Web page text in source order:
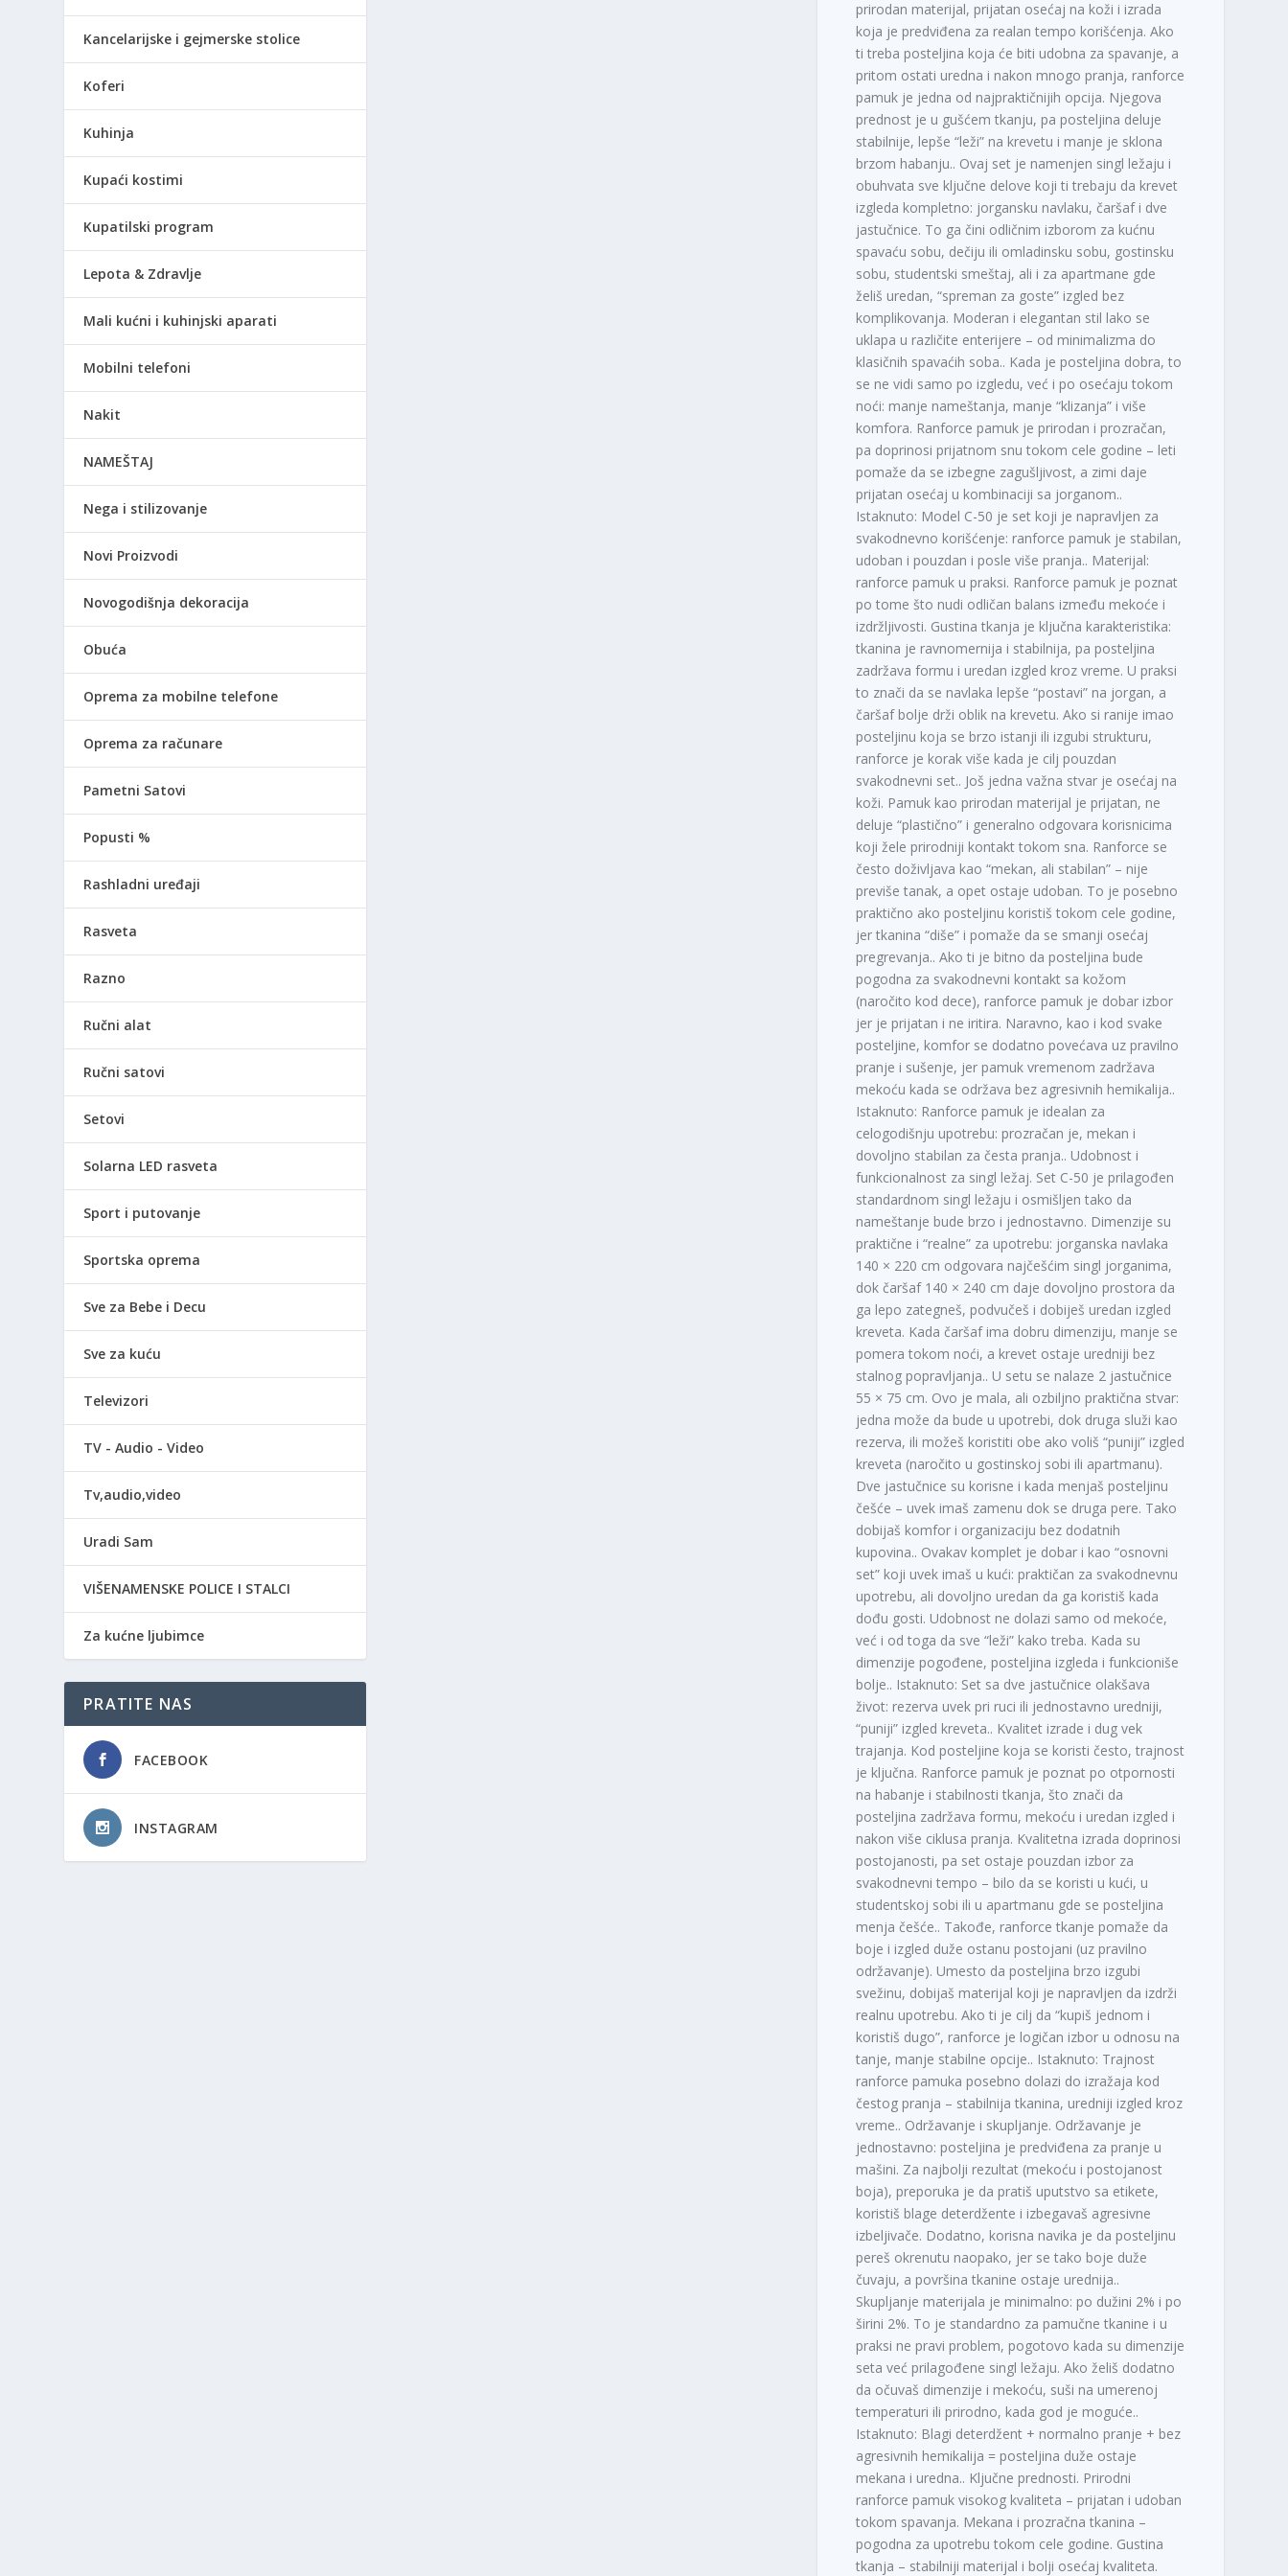
prirodan materijal, prijatan osećaj na koži i izrada
koja je predviđena za realan tempo korišćenja. Ako
ti treba posteljina koja će biti udobna za spavanje, a
pritom ostati uredna i nakon mnogo pranja, ranforce
pamuk je jedna od najpraktičnijih opcija. Njegova
prednost je u gušćem tkanju, pa posteljina deluje
stabilnije, lepše “leži” na krevetu i manje je sklona
brzom habanju.. Ovaj set je namenjen singl ležaju i
obuhvata sve ključne delove koji ti trebaju da krevet
izgleda kompletno: jorgansku navlaku, čaršaf i dve
jastučnice. To ga čini odličnim izborom za kućnu
spavaću sobu, dečiju ili omladinsku sobu, gostinsku
sobu, studentski smeštaj, ali i za apartmane gde
želiš uredan, “spreman za goste” izgled bez
komplikovanja. Moderan i elegantan stil lako se
uklapa u različite enterijere – od minimalizma do
klasičnih spavaćih soba.. Kada je posteljina dobra, to
se ne vidi samo po izgledu, već i po osećaju tokom
noći: manje nameštanja, manje “klizanja” i više
komfora. Ranforce pamuk je prirodan i prozračan,
pa doprinosi prijatnom snu tokom cele godine – leti
pomaže da se izbegne zagušljivost, a zimi daje
prijatan osećaj u kombinaciji sa jorganom..
Istaknuto: Model C-50 je set koji je napravljen za
svakodnevno korišćenje: ranforce pamuk je stabilan,
udoban i pouzdan i posle više pranja.. Materijal:
ranforce pamuk u praksi. Ranforce pamuk je poznat
po tome što nudi odličan balans između mekoće i
izdržljivosti. Gustina tkanja je ključna karakteristika:
tkanina je ravnomernija i stabilnija, pa posteljina
zadržava formu i uredan izgled kroz vreme. U praksi
to znači da se navlaka lepše “postavi” na jorgan, a
čaršaf bolje drži oblik na krevetu. Ako si ranije imao
posteljinu koja se brzo istanji ili izgubi strukturu,
ranforce je korak više kada je cilj pouzdan
svakodnevni set.. Još jedna važna stvar je osećaj na
koži. Pamuk kao prirodan materijal je prijatan, ne
deluje “plastično” i generalno odgovara korisnicima
koji žele prirodniji kontakt tokom sna. Ranforce se
često doživljava kao “mekan, ali stabilan” – nije
previše tanak, a opet ostaje udoban. To je posebno
praktično ako posteljinu koristiš tokom cele godine,
jer tkanina “diše” i pomaže da se smanji osećaj
pregrevanja.. Ako ti je bitno da posteljina bude
pogodna za svakodnevni kontakt sa kožom
(naročito kod dece), ranforce pamuk je dobar izbor
jer je prijatan i ne iritira. Naravno, kao i kod svake
posteljine, komfor se dodatno povećava uz pravilno
pranje i sušenje, jer pamuk vremenom zadržava
mekoću kada se održava bez agresivnih hemikalija..
Istaknuto: Ranforce pamuk je idealan za
celogodišnju upotrebu: prozračan je, mekan i
dovoljno stabilan za česta pranja.. Udobnost i
funkcionalnost za singl ležaj. Set C-50 je prilagođen
standardnom singl ležaju i osmišljen tako da
nameštanje bude brzo i jednostavno. Dimenzije su
praktične i “realne” za upotrebu: jorganska navlaka
140 × 220 cm odgovara najčešćim singl jorganima,
dok čaršaf 140 × 240 cm daje dovoljno prostora da
ga lepo zategneš, podvučeš i dobiješ uredan izgled
kreveta. Kada čaršaf ima dobru dimenziju, manje se
pomera tokom noći, a krevet ostaje uredniji bez
stalnog popravljanja.. U setu se nalaze 2 jastučnice
55 × 75 cm. Ovo je mala, ali ozbiljno praktična stvar:
jedna može da bude u upotrebi, dok druga služi kao
rezerva, ili možeš koristiti obe ako voliš “puniji” izgled
kreveta (naročito u gostinskoj sobi ili apartmanu).
Dve jastučnice su korisne i kada menjaš posteljinu
češće – uvek imaš zamenu dok se druga pere. Tako
dobijaš komfor i organizaciju bez dodatnih
kupovina.. Ovakav komplet je dobar i kao “osnovni
set” koji uvek imaš u kući: praktičan za svakodnevnu
upotrebu, ali dovoljno uredan da ga koristiš kada
dođu gosti. Udobnost ne dolazi samo od mekoće,
već i od toga da sve “leži” kako treba. Kada su
dimenzije pogođene, posteljina izgleda i funkcioniše
bolje.. Istaknuto: Set sa dve jastučnice olakšava
život: rezerva uvek pri ruci ili jednostavno uredniji,
“puniji” izgled kreveta.. Kvalitet izrade i dug vek
trajanja. Kod posteljine koja se koristi često, trajnost
je ključna. Ranforce pamuk je poznat po otpornosti
na habanje i stabilnosti tkanja, što znači da
posteljina zadržava formu, mekoću i uredan izgled i
nakon više ciklusa pranja. Kvalitetna izrada doprinosi
postojanosti, pa set ostaje pouzdan izbor za
svakodnevni tempo – bilo da se koristi u kući, u
studentskoj sobi ili u apartmanu gde se posteljina
menja češće.. Takođe, ranforce tkanje pomaže da
boje i izgled duže ostanu postojani (uz pravilno
održavanje). Umesto da posteljina brzo izgubi
svežinu, dobijaš materijal koji je napravljen da izdrži
realnu upotrebu. Ako ti je cilj da “kupiš jednom i
koristiš dugo”, ranforce je logičan izbor u odnosu na
tanje, manje stabilne opcije.. Istaknuto: Trajnost
ranforce pamuka posebno dolazi do izražaja kod
čestog pranja – stabilnija tkanina, uredniji izgled kroz
vreme.. Održavanje i skupljanje. Održavanje je
jednostavno: posteljina je predviđena za pranje u
mašini. Za najbolji rezultat (mekoću i postojanost
boja), preporuka je da pratiš uputstvo sa etikete,
koristiš blage deterdžente i izbegavaš agresivne
izbeljivače. Dodatno, korisna navika je da posteljinu
pereš okrenutu naopako, jer se tako boje duže
čuvaju, a površina tkanine ostaje urednija..
Skupljanje materijala je minimalno: po dužini 2% i po
širini 2%. To je standardno za pamučne tkanine i u
praksi ne pravi problem, pogotovo kada su dimenzije
seta već prilagođene singl ležaju. Ako želiš dodatno
da očuvaš dimenzije i mekoću, suši na umerenoj
temperaturi ili prirodno, kada god je moguće..
Istaknuto: Blagi deterdžent + normalno pranje + bez
agresivnih hemikalija = posteljina duže ostaje
mekana i uredna.. Ključne prednosti. Prirodni
ranforce pamuk visokog kvaliteta – prijatan i udoban
tokom spavanja. Mekana i prozračna tkanina –
pogodna za upotrebu tokom cele godine. Gustina
tkanja – stabilniji materijal i bolji osećaj kvaliteta.
Kancelarijske i gejmerske stolice
Koferi
Kuhinja
Kupaći kostimi
Kupatilski program
Lepota & Zdravlje
Mali kućni i kuhinjski aparati
Mobilni telefoni
Nakit
NAMEŠTAJ
Nega i stilizovanje
Novi Proizvodi
Novogodišnja dekoracija
Obuća
Oprema za mobilne telefone
Oprema za računare
Pametni Satovi
Popusti %
Rashladni uređaji
Rasveta
Razno
Ručni alat
Ručni satovi
Setovi
Solarna LED rasveta
Sport i putovanje
Sportska oprema
Sve za Bebe i Decu
Sve za kuću
Televizori
TV - Audio - Video
Tv,audio,video
Uradi Sam
VIŠENAMENSKE POLICE I STALCI
Za kućne ljubimce
PRATITE NAS
FACEBOOK
INSTAGRAM